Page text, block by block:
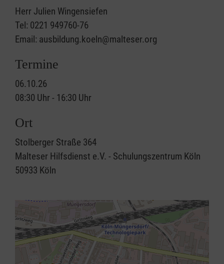
Herr Julien Wingensiefen
Tel: 0221 949760-76
Email: ausbildung.koeln@malteser.org
Termine
06.10.26
08:30 Uhr - 16:30 Uhr
Ort
Stolberger Straße 364
Malteser Hilfsdienst e.V. - Schulungszentrum Köln
50933 Köln